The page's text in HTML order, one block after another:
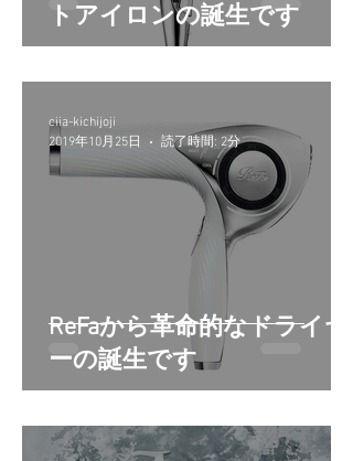
トアイロンの誕生です
ReFaから革命的なドライヤ
ーの誕生です
ciia-kichijoji
2019年10月25日
読了時間: 2分